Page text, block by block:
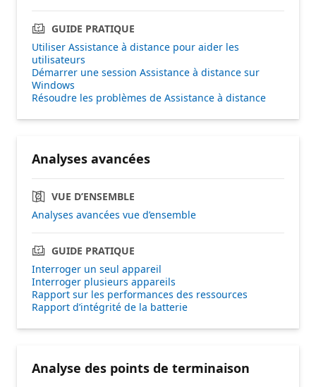
GUIDE PRATIQUE
Utiliser Assistance à distance pour aider les
utilisateurs
Démarrer une session Assistance à distance sur
Windows
Résoudre les problèmes de Assistance à distance
Analyses avancées
VUE D’ENSEMBLE
Analyses avancées vue d’ensemble
GUIDE PRATIQUE
Interroger un seul appareil
Interroger plusieurs appareils
Rapport sur les performances des ressources
Rapport d’intégrité de la batterie
Analyse des points de terminaison